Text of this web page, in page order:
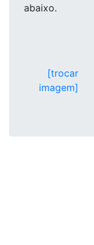
abaixo.
[trocar
imagem]